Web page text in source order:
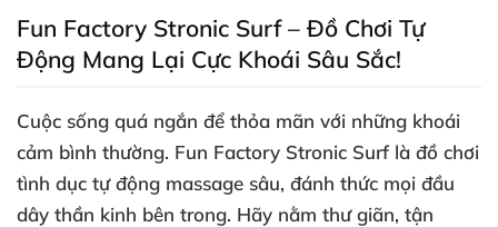
Fun Factory Stronic Surf – Đồ Chơi Tự
Động Mang Lại Cực Khoái Sâu Sắc!
Cuộc sống quá ngắn để thỏa mãn với những khoái
cảm bình thường. Fun Factory Stronic Surflà đồ chơi
tình dục tự động massage sâu, đánh thức mọi đầu
dây thần kinh bên trong. Hãy nằm thư giãn, tận